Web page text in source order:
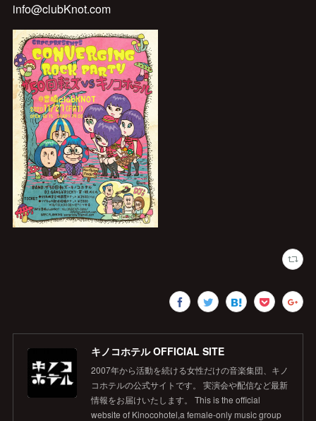
info@clubKnot.com
キノコホテル OFFICIAL SITE
2007年から活動を続ける女性だけの音楽集団、キノ
コホテルの公式サイトです。 実演会や配信など最新
情報をお届けいたします。 This is the official
website of Kinocohotel,a female-only music group